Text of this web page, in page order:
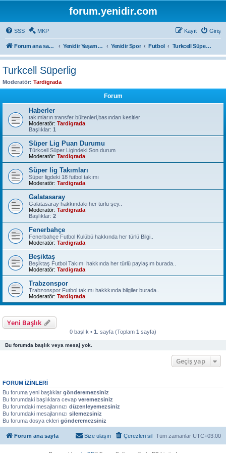
forum.yenidir.com
SSS MKP Giriş
Kayıt
Forum ana sayfa Yenidir Yaşam ve Sağlık Yenidir Spor Futbol Turkcell Süperlig
Turkcell Süperlig
Moderatör: Tardigrada
Forum
Haberler
takımların transfer bültenleri,basından kesitler
Moderatör: Tardigrada
Başlıklar: 1
Süper Lig Puan Durumu
Türkcell Süper Ligindeki Son durum
Moderatör: Tardigrada
Süper lig Takımları
Süper ligdeki 18 futbol takımı
Moderatör: Tardigrada
Galatasaray
Galatasaray hakkındaki her türlü şey..
Moderatör: Tardigrada
Başlıklar: 2
Fenerbahçe
Fenerbahçe Futbol Kulübü hakkında her türlü Bilgi..
Moderatör: Tardigrada
Beşiktaş
Beşiktaş Futbol Takımı hakkında her türlü paylaşım burada..
Moderatör: Tardigrada
Trabzonspor
Trabzonspor Futbol takımı hakkkında bilgiler burada..
Moderatör: Tardigrada
Yeni Başlık
0 başlık • 1 . sayfa (Toplam 1 sayfa)
Bu forumda başlık veya mesaj yok.
Geçiş yap
FORUM IZINLERI
Bu foruma yeni başlıklar gönderemezsiniz
Bu forumdaki başlıklara cevap veremezsiniz
Bu forumdaki mesajlarınızı düzenleyemezsiniz
Bu forumdaki mesajlarınızı silemezsiniz
Bu foruma dosya ekleri gönderemezsiniz
Forum ana sayfa Tüm zamanlar UTC+03:00
Çerezleri sil
Bize ulaşın